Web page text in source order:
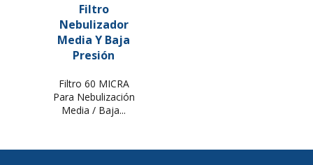
Filtro
Nebulizador
Media Y Baja
Presión
Filtro 60 MICRA
Para Nebulización
Media / Baja...